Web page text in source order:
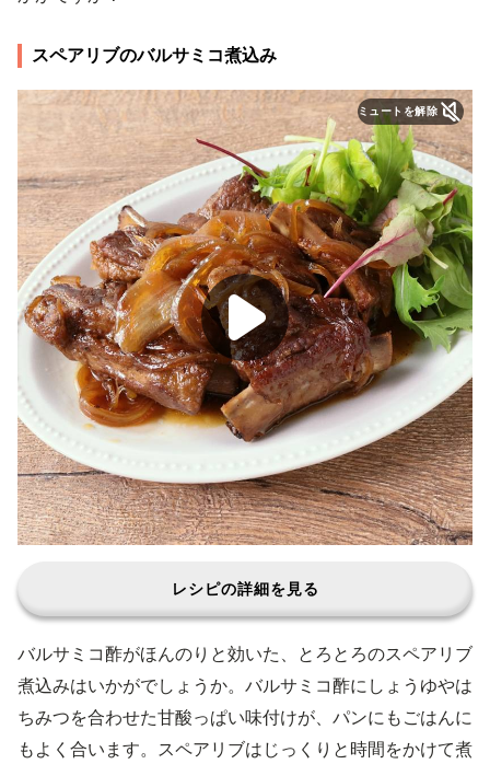
スペアリブのバルサミコ煮込み
ミュートを解除
レシピの詳細を見る
バルサミコ酢がほんのりと効いた、とろとろのスペアリブ
煮込みはいかがでしょうか。バルサミコ酢にしょうゆやは
ちみつを合わせた甘酸っぱい味付けが、パンにもごはんに
もよく合います。スペアリブはじっくりと時間をかけて煮